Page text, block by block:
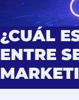
¿CUÁL
ENTRE